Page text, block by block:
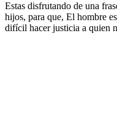
Estas disfrutando de una
hijos, para que, El hombre
difícil hacer justicia a quien